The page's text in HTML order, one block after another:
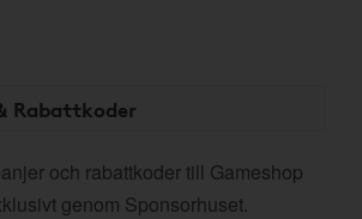
Rabattkoder
och rabattkoder till Gameshop
genom Sponsorhuset.